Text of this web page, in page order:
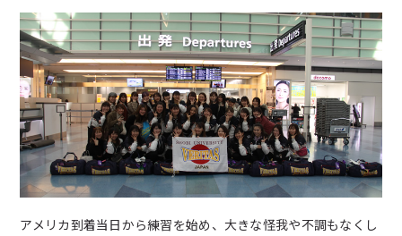
お問い合わせ
よくあるご質問
女子チアダンス部諸規定
アメリカ到着当日から練習を始め、大きな怪我や不調もなくし